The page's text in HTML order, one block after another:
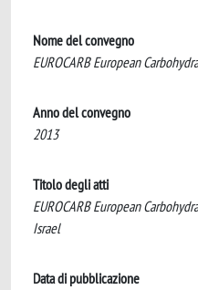
Nome del convegno
EUROCARB European
Anno del convegno
2013
Titolo degli atti
EUROCARB European
Israel
Data di pubblicazione